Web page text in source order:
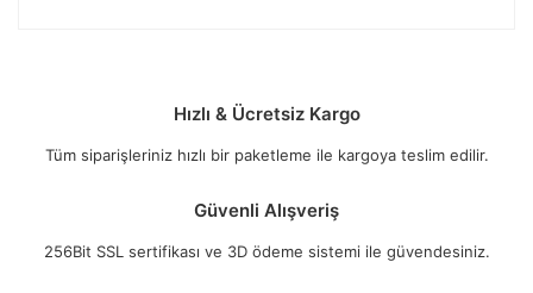
Hızlı & Ücretsiz Kargo
Tüm siparişleriniz hızlı bir paketleme ile kargoya teslim edilir.
Güvenli Alışveriş
256Bit SSL sertifikası ve 3D ödeme sistemi ile güvendesiniz.